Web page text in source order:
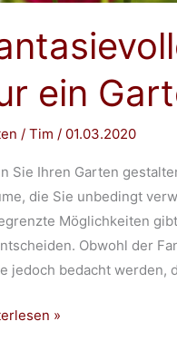
ein
/ Tim / 01.03.2020
Sie Ihren Garten
die Sie unbedingt
Möglichkeiten
Obwohl der
jedoch bedacht werden,
»